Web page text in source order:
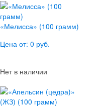
«Мелисса» (100 грамм)
Цена от: 0 руб.
Нет в наличии